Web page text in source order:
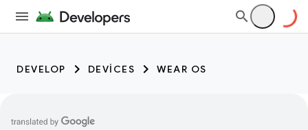
DEVELOP DEVICES WEAR OS